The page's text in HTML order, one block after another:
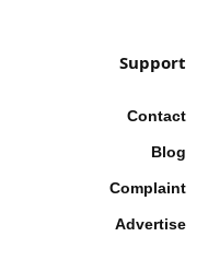
Support
Contact
Blog
Complaint
Advertise